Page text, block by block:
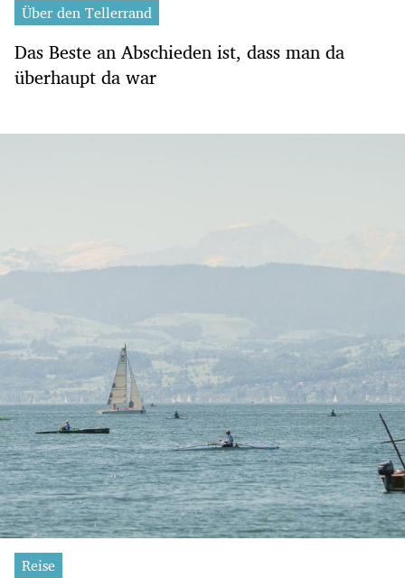
Über den Tellerrand
Das Beste an Abschieden ist, dass man da
überhaupt da war
Reise